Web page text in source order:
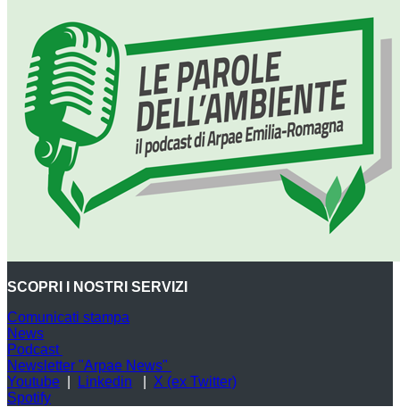
SCOPRI I NOSTRI SERVIZI
Comunicati stampa
News
Podcast
Newsletter "Arpae News"
Youtube
Linkedin
X (ex Twitter)
Spotify